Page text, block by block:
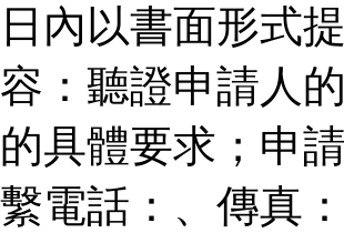
日內以書面形式
容：聽證申請人
的具體要求；申
繫電話：、傳真